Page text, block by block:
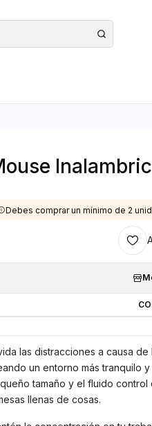
Debes comprar un mínimo de 2
las distracciones a causa
un entorno más tranquilo
tamaño y el fluido
llenas de cosas.